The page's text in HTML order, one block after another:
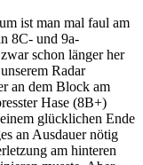
ist man mal faul am
8C- und 9a-
schon länger her
Radar
an dem Block am
Hase (8B+)
glücklichen Ende
an Ausdauer nötig
am hinteren